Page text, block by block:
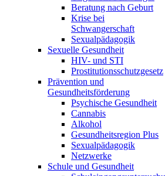
Beratung nach Geburt
Krise bei
Schwangerschaft
Sexualpädagogik
Sexuelle Gesundheit
HIV- und STI
Prostitutionsschutzgesetz
Prävention und
Gesundheitsförderung
Psychische Gesundheit
Cannabis
Alkohol
Gesundheitsregion Plus
Sexualpädagogik
Netzwerke
Schule und Gesundheit